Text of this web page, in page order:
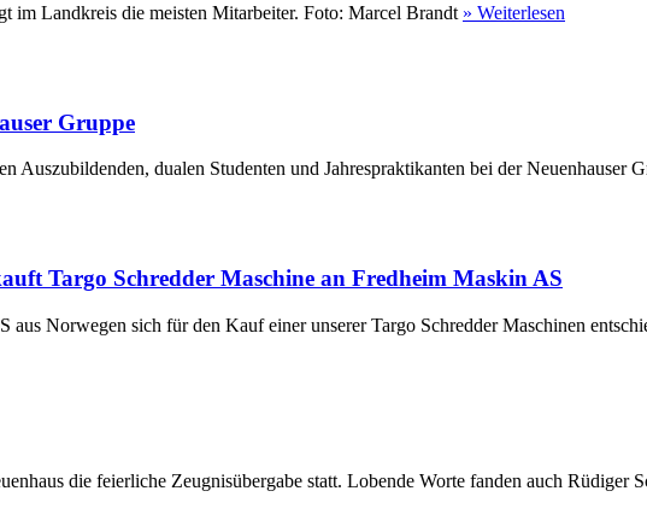
im Landkreis die meisten Mitarbeiter. Foto: Marcel Brandt » Weiterlesen
Gruppe
Auszubildenden, dualen Studenten und Jahrespraktikanten bei der Neuenhauser
Targo Schredder Maschine an Fredheim Maskin AS
Norwegen sich für den Kauf einer unserer Targo Schredder Maschinen
die feierliche Zeugnisübergabe statt. Lobende Worte fanden auch Rüdiger